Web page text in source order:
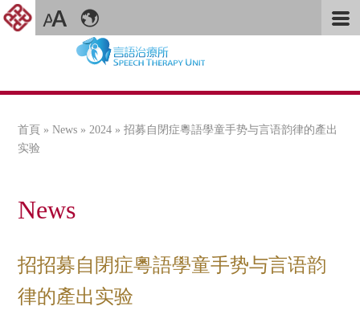
您在這裡
首頁 »News » 2024 » 招募自閉症粵語學童手势与言语韵律的產出
实验
News
招招募自閉症粵語學童手势与言语韵
律的產出实验